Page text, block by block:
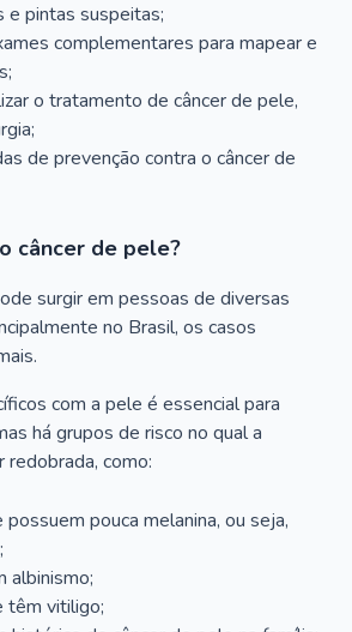
e pintas suspeitas;
complementares para mapear e
o tratamento de câncer de pele,
de prevenção contra o câncer de
câncer de pele?
surgir em pessoas de diversas
no Brasil, os casos
com a pele é essencial para
há grupos de risco no qual a
redobrada, como:
pouca melanina, ou seja,
albinismo;
têm vitiligo;